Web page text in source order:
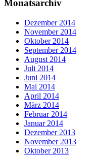
Monatsarchiv
Dezember 2014
November 2014
Oktober 2014
September 2014
August 2014
Juli 2014
Juni 2014
Mai 2014
April 2014
März 2014
Februar 2014
Januar 2014
Dezember 2013
November 2013
Oktober 2013